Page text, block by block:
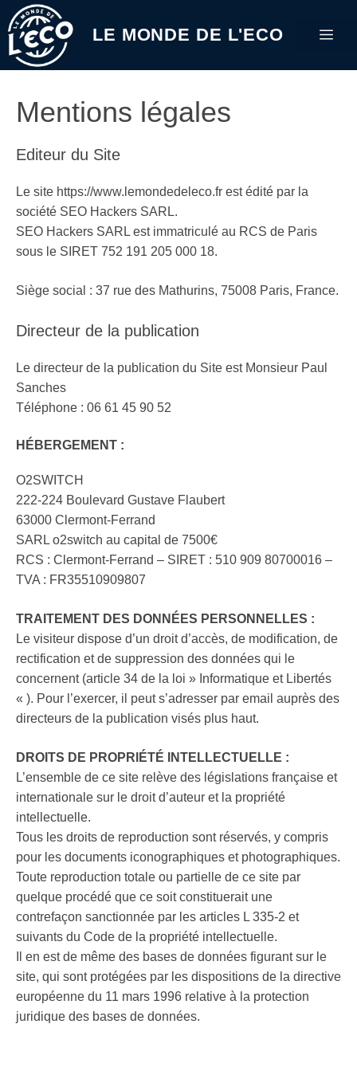
Aller
au
contenu
LE MONDE DE L'ECO
Mentions légales
Editeur du Site
Le site https://www.lemondedeleco.fr est édité par la
société SEO Hackers SARL.
SEO Hackers SARL est immatriculé au RCS de Paris
sous le SIRET 752 191 205 000 18.
Siège social : 37 rue des Mathurins, 75008 Paris, France.
Directeur de la publication
Le directeur de la publication du Site est Monsieur Paul
Sanches
Téléphone : 06 61 45 90 52
HÉBERGEMENT :
O2SWITCH
222-224 Boulevard Gustave Flaubert
63000 Clermont-Ferrand
SARL o2switch au capital de 7500€
RCS : Clermont-Ferrand – SIRET : 510 909 80700016 –
TVA : FR35510909807
TRAITEMENT DES DONNÉES PERSONNELLES :
Le visiteur dispose d’un droit d’accès, de modification, de
rectification et de suppression des données qui le
concernent (article 34 de la loi » Informatique et Libertés
« ). Pour l’exercer, il peut s’adresser par email auprès des
directeurs de la publication visés plus haut.
DROITS DE PROPRIÉTÉ INTELLECTUELLE :
L’ensemble de ce site relève des législations française et
internationale sur le droit d’auteur et la propriété
intellectuelle.
Tous les droits de reproduction sont réservés, y compris
pour les documents iconographiques et photographiques.
Toute reproduction totale ou partielle de ce site par
quelque procédé que ce soit constituerait une
contrefaçon sanctionnée par les articles L 335-2 et
suivants du Code de la propriété intellectuelle.
Il en est de même des bases de données figurant sur le
site, qui sont protégées par les dispositions de la directive
européenne du 11 mars 1996 relative à la protection
juridique des bases de données.